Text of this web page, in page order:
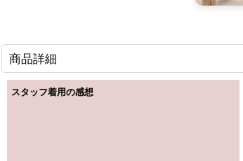
商品詳細
スタッフ着用の感想